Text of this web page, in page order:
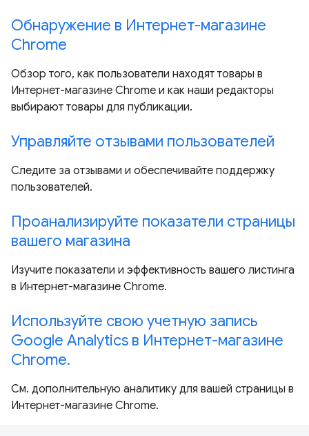
Обнаружение в Интернет-магазине
Chrome
Обзор того, как пользователи находят товары в
Интернет-магазине Chrome и как наши редакторы
выбирают товары для публикации.
Управляйте отзывами пользователей
Следите за отзывами и обеспечивайте поддержку
пользователей.
Проанализируйте показатели страницы
вашего магазина
Изучите показатели и эффективность вашего листинга
в Интернет-магазине Chrome.
Используйте свою учетную запись
Google Analytics в Интернет-магазине
Chrome.
См. дополнительную аналитику для вашей страницы в
Интернет-магазине Chrome.